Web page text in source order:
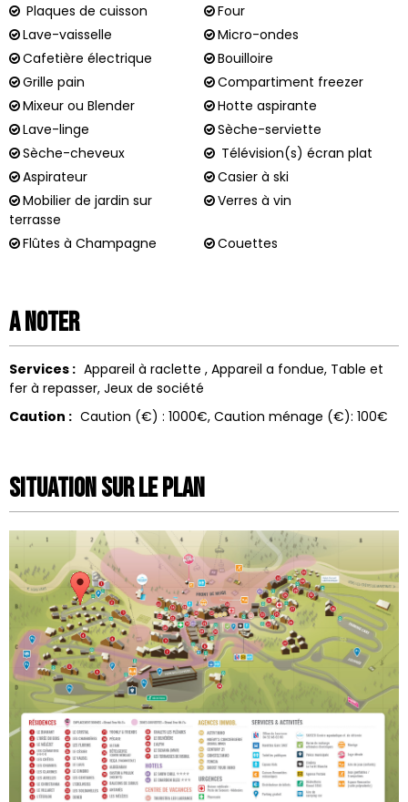
Plaques de cuisson
Four
Lave-vaisselle
Micro-ondes
Cafetière électrique
Bouilloire
Grille pain
Compartiment freezer
Mixeur ou Blender
Hotte aspirante
Lave-linge
Sèche-serviette
Sèche-cheveux
Télévision(s) écran plat
Aspirateur
Casier à ski
Mobilier de jardin sur
terrasse
Verres à vin
Flûtes à Champagne Couettes
A noter
Services : Appareil à raclette Appareil a fondue Table et
fer à repasser Jeux de société
Caution : Caution (€) : 1000€ Caution ménage (€): 100€
Situation sur le Plan